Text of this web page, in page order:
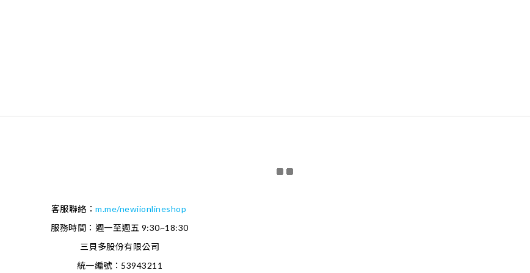
客服聯絡： m.me/newiionlineshop
服務時間：週一至週五 9:30~18:30
三貝多股份有限公司
統一編號：53943211